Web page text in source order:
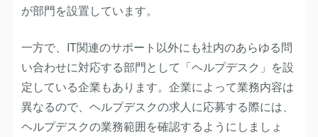
が部門を設置しています。
一方で、IT関連のサポート以外にも社内のあらゆる問
い合わせに対応する部門として「ヘルプデスク」を設
定している企業もあります。企業によって業務内容は
異なるので、ヘルプデスクの求人に応募する際には、
ヘルプデスクの業務範囲を確認するようにしましょ